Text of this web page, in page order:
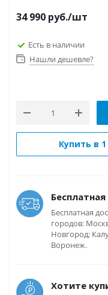
34 990 руб./шт
Есть в наличии
Нашли дешевле?
Купить в
Бесплатная
городов:
Новгород;
Воронеж.
Хотите